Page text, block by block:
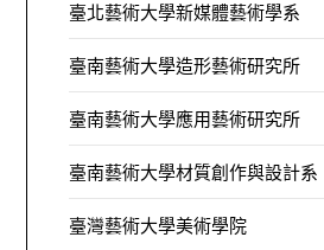
臺北藝術大學新媒體藝術學系
臺南藝術大學造形藝術研究所
臺南藝術大學應用藝術研究所
臺南藝術大學材質創作與設計系
臺灣藝術大學美術學院